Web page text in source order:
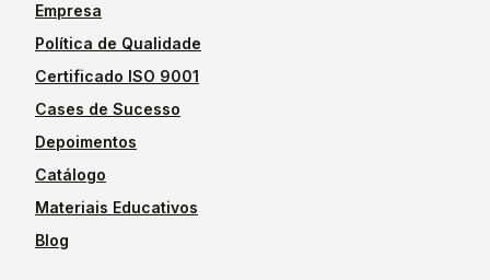
Empresa
Política de Qualidade
Certificado ISO 9001
Cases de Sucesso
Depoimentos
Catálogo
Materiais Educativos
Blog